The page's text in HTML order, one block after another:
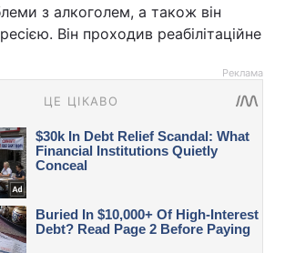
з алкоголем, а також він
Він проходив реабілітаційне
Реклама